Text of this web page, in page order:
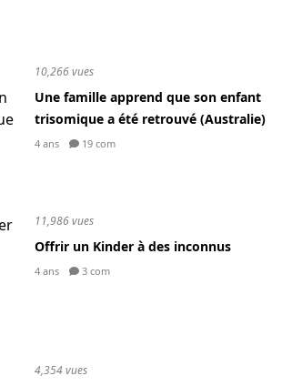
10,266 vues
Une famille apprend que son enfant
trisomique a été retrouvé (Australie)
4 ans 19 com
11,986 vues
Offrir un Kinder à des inconnus
4 ans 3 com
4,354 vues